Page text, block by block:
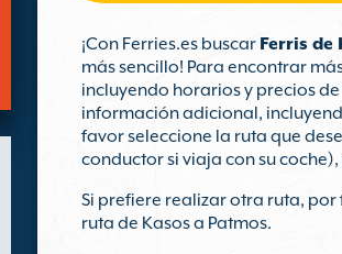
¡Con Ferries.es buscar Ferris de
más sencillo! Para encontrar
incluyendo horarios y precios
información adicional,
favor seleccione la ruta que
conductor si viaja con su
Si prefiere realizar otra ruta,
ruta de Kasos a Patmos.